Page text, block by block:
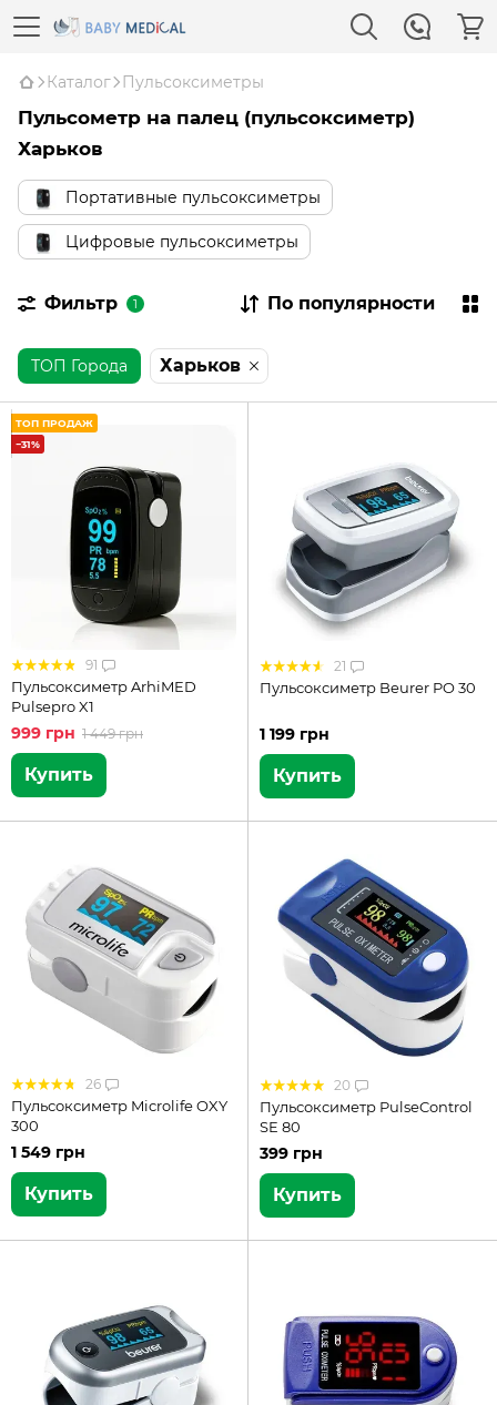
Каталог Пульсоксиметры
Пульсометр на палец (пульсоксиметр)
Харьков
Портативные пульсоксиметры
Цифровые пульсоксиметры
Фильтр 1 По популярности
ТОП Города Харьков
ТОП ПРОДАЖ
−31%
91
Пульсоксиметр ArhiMED
Pulsepro X1
999 грн 1 449 грн
Купить
21
Пульсоксиметр Beurer PO 30
1 199 грн
Купить
26
Пульсоксиметр Microlife OXY
300
1 549 грн
Купить
20
Пульсоксиметр PulseControl
SE 80
399 грн
Купить